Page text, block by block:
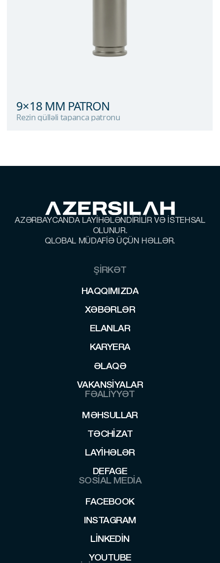
9×18 MM PATRON
Rezin gülləli tapanca patronu
AZƏRBAYCANDA LAYİHƏLƏNDİRİLİR VƏ İSTEHSAL
OLUNUR.
QLOBAL MÜDAFİƏ ÜÇÜN HƏLLƏR.
ŞİRKƏT
HAQQIMIZDA
XƏBƏRLƏR
ELANLAR
KARYERA
ƏLAQƏ
VAKANSIYALAR
VAKANSIYALAR
FƏALİYYƏT
MƏHSULLAR
TƏCHIZAT
LAYİHƏLƏR
DEFAGE
DEFAGE
SOSİAL MEDİA
FACEBOOK
INSTAGRAM
LINKEDIN
YOUTUBE